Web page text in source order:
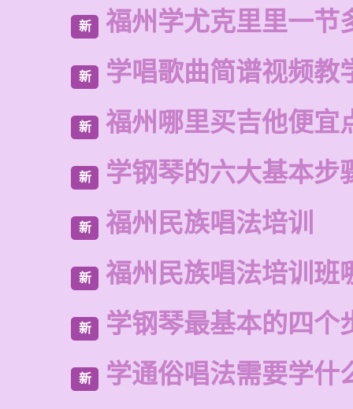
新 福州学尤克里里一节
新 学唱歌曲简谱视频教
新 福州哪里买吉他便宜
新 学钢琴的六大基本步
新 福州民族唱法培训
新 福州民族唱法培训班
新 学钢琴最基本的四个
新 学通俗唱法需要学什